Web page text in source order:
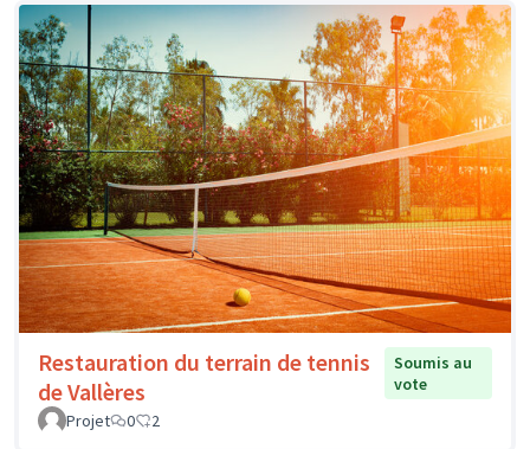
Restauration du terrain de tennis
de Vallères
Soumis au
vote
Projet
0 2